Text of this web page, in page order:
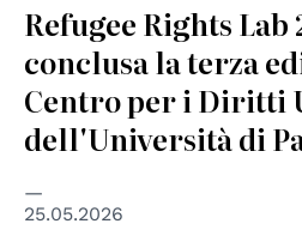
Refugee Rights Lab
conclusa la terza
Centro per i Diritti
dell'Università di
25.05.2026